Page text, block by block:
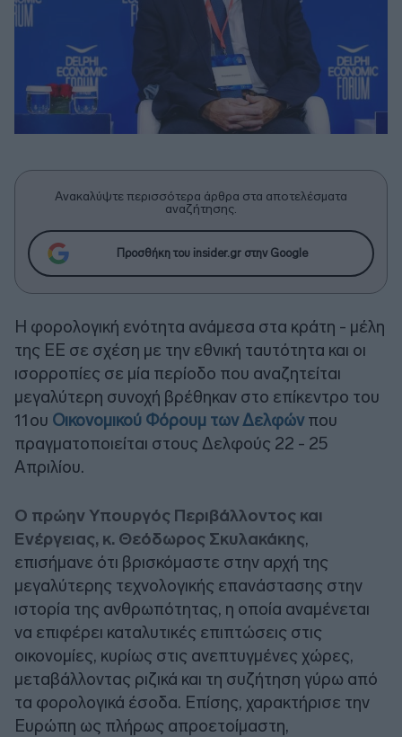
Ανακαλύψτε περισσότερα άρθρα στα αποτελέσματα
αναζήτησης.
Προσθήκη του insider.gr στην Google
Η φορολογική ενότητα ανάμεσα στα κράτη - μέλη
της ΕΕ σε σχέση με την εθνική ταυτότητα και οι
ισορροπίες σε μία περίοδο που αναζητείται
μεγαλύτερη συνοχή βρέθηκαν στο επίκεντρο του
11ου Οικονομικού Φόρουμ των Δελφώνπου
πραγματοποιείται στους Δελφούς 22 - 25
Απριλίου.
Ο πρώην Υπουργός Περιβάλλοντος και
Ενέργειας, κ. Θεόδωρος Σκυλακάκης,
επισήμανε ότι βρισκόμαστε στην αρχή της
μεγαλύτερης τεχνολογικής επανάστασης στην
ιστορία της ανθρωπότητας, η οποία αναμένεται
να επιφέρει καταλυτικές επιπτώσεις στις
οικονομίες, κυρίως στις ανεπτυγμένες χώρες,
μεταβάλλοντας ριζικά και τη συζήτηση γύρω από
τα φορολογικά έσοδα. Επίσης, χαρακτήρισε την
Ευρώπη ως πλήρως απροετοίμαστη,